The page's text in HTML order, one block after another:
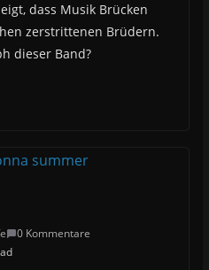
dass Musik Brücken
zerstrittenen Brüdern.
dieser Band?
0 Kommentare